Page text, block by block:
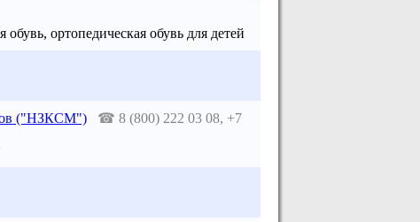
ортопедическая обувь для детей
("НЗКСМ") ☎ 8 (800) 222 03 08, +7